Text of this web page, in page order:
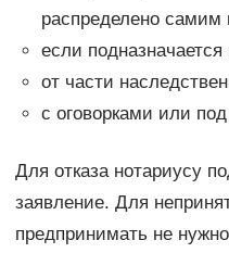
распределено самим
если подназначается
от части
с оговорками или
Для отказа нотариусу
заявление. Для
предпринимать не